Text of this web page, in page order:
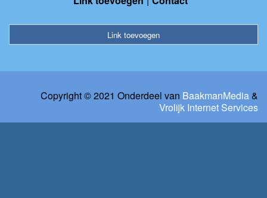
Link toevoegen
Copyright © 2021 Onderdeel van BaakmanMedia&
Vrolijk Internet Services